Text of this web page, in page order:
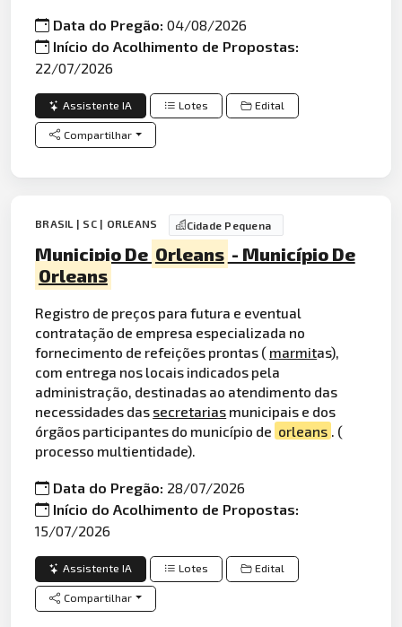
Data do Pregão:04/08/2026
Início do Acolhimento de Propostas:
22/07/2026
Assistente IA Lotes Edital
Compartilhar
BRASIL | SC | ORLEANS Cidade Pequena
Municipio De Orleans - Município De
Orleans
Registro de preços para futura e eventual
contratação de empresa especializada no
fornecimento de refeições prontas ( marmitas),
com entrega nos locais indicados pela
administração, destinadas ao atendimento das
necessidades das secretarias municipais e dos
órgãos participantes do município de orleans
. (
processo multientidade).
Data do Pregão: 28/07/2026
Início do Acolhimento de Propostas:
15/07/2026
Assistente IA Lotes Edital
Compartilhar